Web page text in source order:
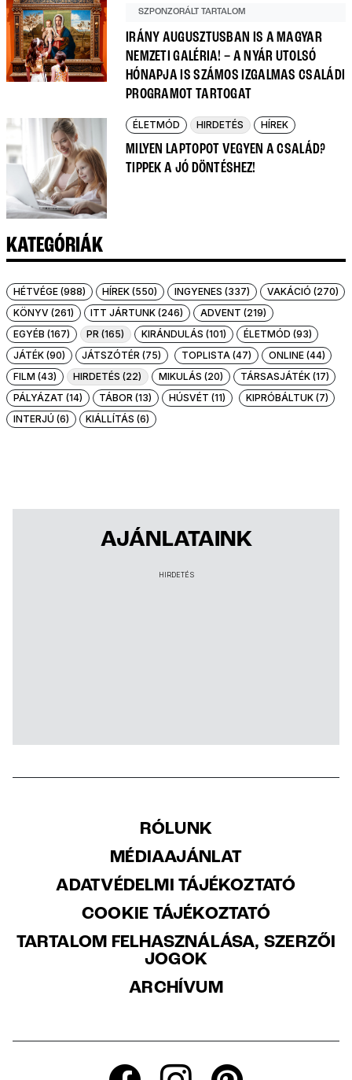
SZPONZORÁLT TARTALOM
IRÁNY AUGUSZTUSBAN IS A MAGYAR
NEMZETI GALÉRIA! – A NYÁR UTOLSÓ
HÓNAPJA IS SZÁMOS IZGALMAS CSALÁDI
PROGRAMOT TARTOGAT
ÉLETMÓD HIRDETÉS HÍREK
MILYEN LAPTOPOT VEGYEN A CSALÁD?
TIPPEK A JÓ DÖNTÉSHEZ!
KATEGÓRIÁK
HÉTVÉGE (988) HÍREK (550) INGYENES (337)
VAKÁCIÓ (270)
KÖNYV (261)
ITT JÁRTUNK (246)
ADVENT (219)
EGYÉB (167)
PR (165) KIRÁNDULÁS (101)
ÉLETMÓD (93)
JÁTÉK (90)
JÁTSZÓTÉR (75) TOPLISTA (47)
ONLINE (44)
FILM (43)
HIRDETÉS (22) MIKULÁS (20)
TÁRSASJÁTÉK (17)
PÁLYÁZAT (14)
TÁBOR (13) HÚSVÉT (11)
KIPRÓBÁLTUK (7)
INTERJÚ (6)
KIÁLLÍTÁS (6)
AJÁNLATAINK
HIRDETÉS
RÓLUNK
MÉDIAAJÁNLAT
ADATVÉDELMI TÁJÉKOZTATÓ
COOKIE TÁJÉKOZTATÓ
TARTALOM FELHASZNÁLÁSA, SZERZŐI
JOGOK
ARCHÍVUM